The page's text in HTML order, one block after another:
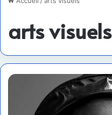
arts visuels